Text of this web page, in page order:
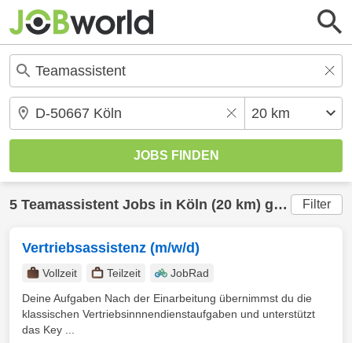
5 Teamassistent Jobs in Köln (20 km) gefunden Filter
Vertriebsassistenz (m/w/d)
Vollzeit Teilzeit
JobRad
Deine Aufgaben Nach der Einarbeitung übernimmst du die
klassischen Vertriebsinnnendienstaufgaben und unterstützt
das Key ...